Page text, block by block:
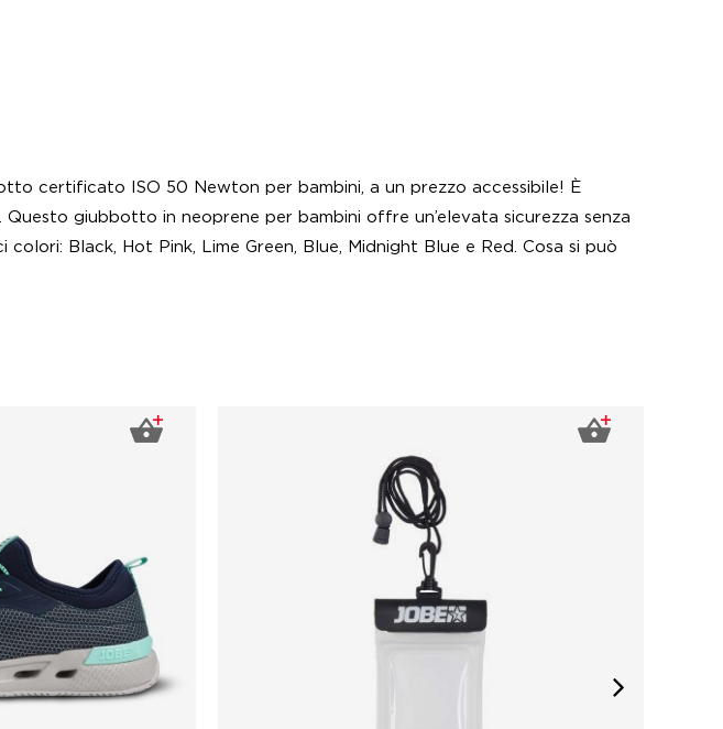
certificato ISO 50 Newton per bambini, a un prezzo accessibile! È
giubbotto in neoprene per bambini offre un’elevata sicurezza senza
Black, Hot Pink, Lime Green, Blue, Midnight Blue e Red. Cosa si può